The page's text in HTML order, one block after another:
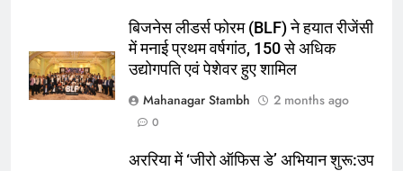
बिजनेस लीडर्स फोरम (BLF) ने हयात रीजेंसी
में मनाई प्रथम वर्षगांठ, 150 से अधिक
उद्योगपति एवं पेशेवर हुए शामिल
Mahanagar Stambh
2 months ago
0
अररिया में ‘जीरो ऑफिस डे’ अभियान शुरू:उप
पाकिस्तान
1
सिकंदर रजा ने The Hundred में मचाई
तबाही, छक्कों की बारिश कर लंदन स्पिरिट
न्यूज़